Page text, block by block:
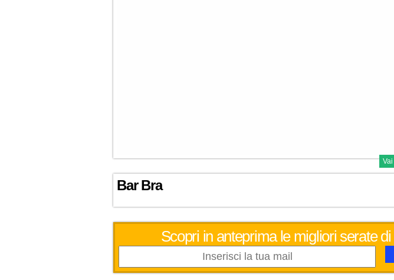
Bar Bra
Scopri in anteprima le migliori serate